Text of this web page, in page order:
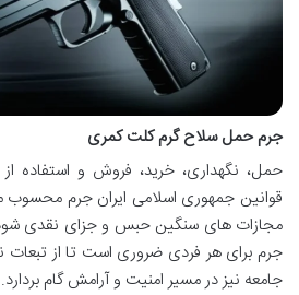
جرم حمل سلاح گرم کلت کمری
حمل، نگهداری، خرید، فروش و استفاده
قوانین جمهوری اسلامی ایران جرم محسوب
مجازات های سنگین حبس و جزای نقدی شود.
جرم برای هر فردی ضروری است تا از تبعات
جامعه نیز در مسیر امنیت و آرامش گام بردارد.